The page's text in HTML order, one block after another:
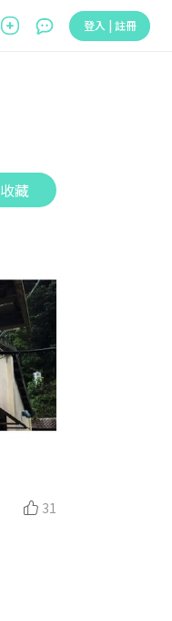
登入 | 註冊
收藏
收藏
31